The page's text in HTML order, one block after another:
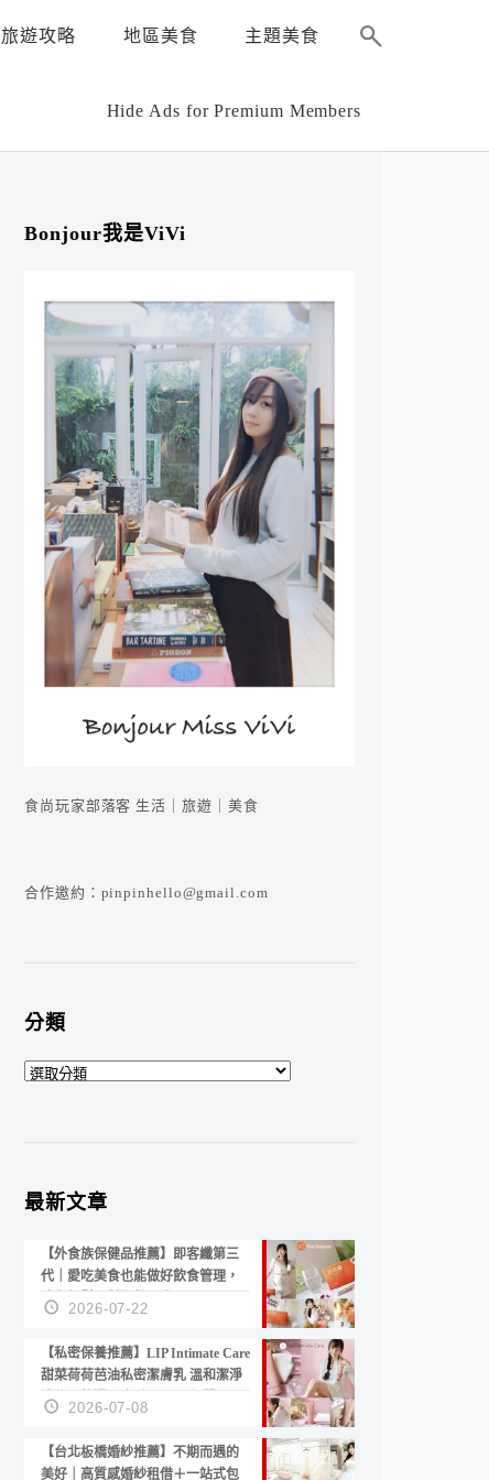
旅遊攻略 地區美食 主題美食
Hide Ads for Premium Members
Bonjour我是ViVi
食尚玩家部落客 生活｜旅遊｜美食
合作邀約：pinpinhello@gmail.com
分類
分
最新文章
【外食族保健品推薦】即客纖第三
代｜愛吃美食也能做好飲食管理，
陪你輕鬆面對聚餐日常！
2026-07-22
【私密保養推薦】LIP Intimate Care
甜菜荷荷芭油私密潔膚乳 溫和潔淨
洗後不乾澀 不起泡反而更舒服！
2026-07-08
【台北板橋婚紗推薦】不期而遇的
美好｜高質感婚紗租借＋一站式包